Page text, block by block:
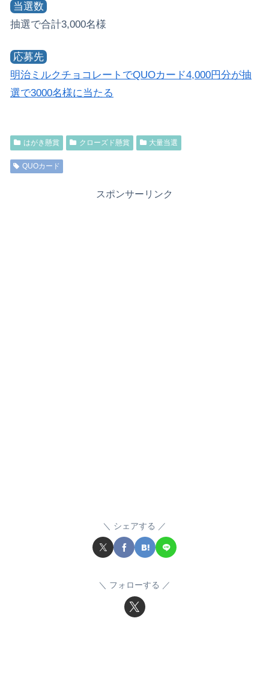
当選数
抽選で合計3,000名様
応募先
明治ミルクチョコレートでQUOカード4,000円分が抽
選で3000名様に当たる
はがき懸賞 クローズド懸賞 大量当選
QUOカード
スポンサーリンク
シェアする
フォローする